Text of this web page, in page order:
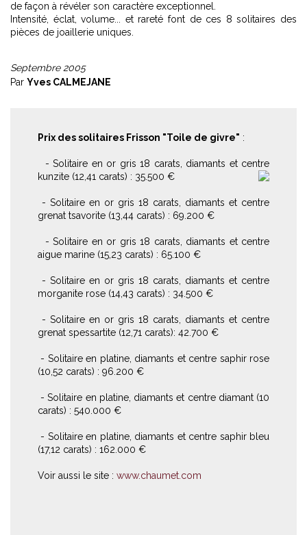
de façon à révéler son caractère exceptionnel.
Intensité, éclat, volume... et rareté font de ces 8 solitaires des
pièces de joaillerie uniques.
Septembre 2005
Par Yves CALMEJANE
Prix des solitaires Frisson "Toile de givre" :
- Solitaire en or gris 18 carats, diamants et centre
kunzite (12,41 carats) : 35.500 €
- Solitaire en or gris 18 carats, diamants et centre
grenat tsavorite (13,44 carats) : 69.200 €
- Solitaire en or gris 18 carats, diamants et centre
aigue marine (15,23 carats) : 65.100 €
- Solitaire en or gris 18 carats, diamants et centre
morganite rose (14,43 carats) : 34.500 €
- Solitaire en or gris 18 carats, diamants et centre
grenat spessartite (12,71 carats): 42.700 €
- Solitaire en platine, diamants et centre saphir rose
(10,52 carats) : 96.200 €
- Solitaire en platine, diamants et centre diamant (10
carats) : 540.000 €
- Solitaire en platine, diamants et centre saphir bleu
(17,12 carats) : 162.000 €
Voir aussi le site : www.chaumet.com